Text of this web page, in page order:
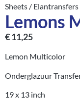
Sheets / Elantransfers
Lemons
€11,25
Lemon Multicolor
Onderglazuur
19 x 13 inch